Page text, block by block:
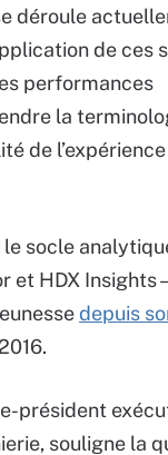
déroule
de ces
performances
la
de l’expérience
le socle
et HDX Insights
depuis
président
souligne la